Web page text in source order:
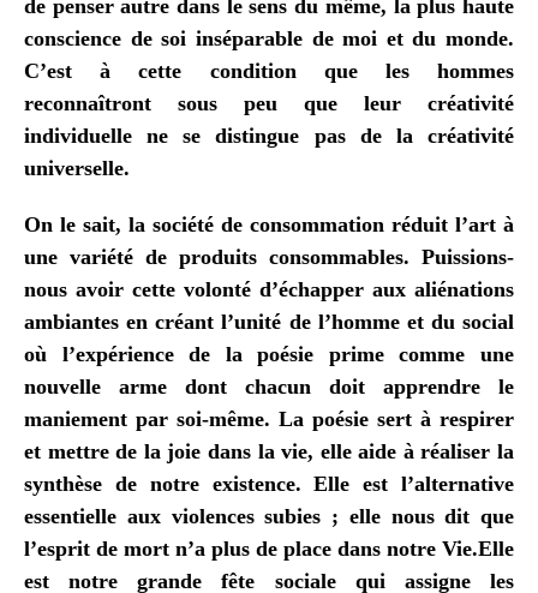
de penser autre dans le sens du même, la plus haute
conscience de soi inséparable de moi et du monde.
C’est à cette condition que les hommes
reconnaîtront sous peu que leur créativité
individuelle ne se distingue pas de la créativité
universelle.
On le sait, la société de consommation réduit l’art à
une variété de produits consommables. Puissions-
nous avoir cette volonté d’échapper aux aliénations
ambiantes en créant l’unité de l’homme et du social
où l’expérience de la poésie prime comme une
nouvelle arme dont chacun doit apprendre le
maniement par soi-même. La poésie sert à respirer
et mettre de la joie dans la vie, elle aide à réaliser la
synthèse de notre existence. Elle est l’alternative
essentielle aux violences subies ; elle nous dit que
l’esprit de mort n’a plus de place dans notre Vie.Elle
est notre grande fête sociale qui assigne les